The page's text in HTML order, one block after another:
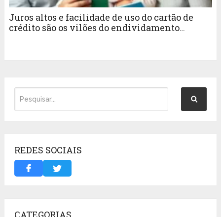
Juros altos e facilidade de uso do cartão de
crédito são os vilões do endividamento
REDES SOCIAIS
CATEGORIAS